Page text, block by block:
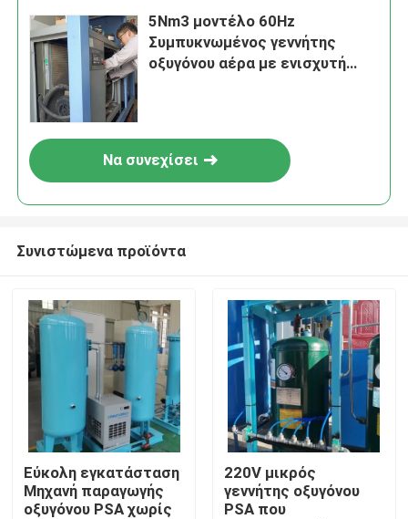
Σπίτι
5Nm3 μοντέλο 60Hz
Συμπυκνωμένος γεννήτης
οξυγόνου αέρα με ενισχυτή
Να συνεχίσει
Συνιστώμενα προϊόντα
Εύκολη εγκατάσταση
Μηχανή παραγωγής
οξυγόνου PSA χωρίς
220V μικρός
γεννήτης οξυγόνου
PSA που